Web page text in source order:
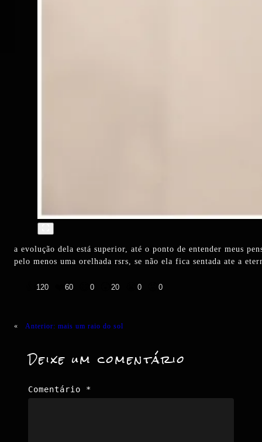
a evolução dela está superior, até o ponto de entender meus
pelo menos uma orelhada rsrs, se não ela fica sentada ate a
120 60 0 20 0 0
« Anterior: mais um raio do sol
Deixe um comentário
Comentário *